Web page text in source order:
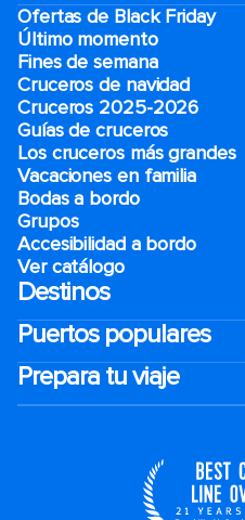
Ofertas de Black Friday
Último momento
Fines de semana
Cruceros de navidad
Cruceros 2025-2026
Guías de cruceros
Los cruceros más grandes
Vacaciones en familia
Bodas a bordo
Grupos
Accesibilidad a bordo
Ver catálogo
Destinos
Puertos populares
Prepara tu viaje